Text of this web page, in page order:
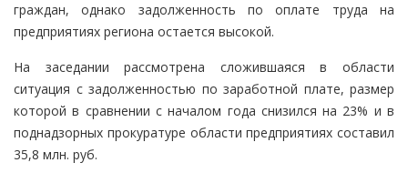
граждан, однако задолженность по оплате труда на
предприятиях региона остается высокой.
На заседании рассмотрена сложившаяся в области
ситуация с задолженностью по заработной плате, размер
которой в сравнении с началом года снизился на 23% и в
поднадзорных прокуратуре области предприятиях составил
35,8 млн. руб.